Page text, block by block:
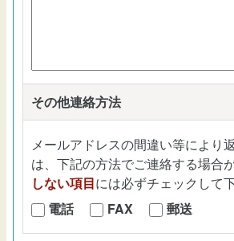
その他連絡方法
メールアドレスの間違い等により
は、下記の方法でご連絡する場合
しない項目には必ずチェックして下
電話
FAX 郵送